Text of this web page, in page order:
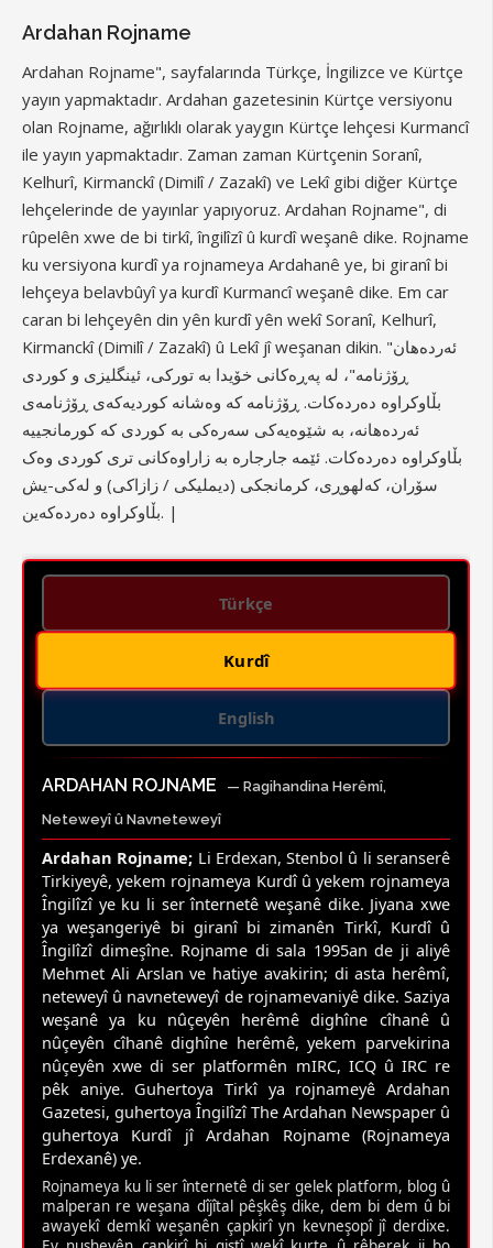
Ardahan Rojname
Ardahan Rojname", sayfalarında Türkçe, İngilizce ve Kürtçe
yayın yapmaktadır. Ardahan gazetesinin Kürtçe versiyonu
olan Rojname, ağırlıklı olarak yaygın Kürtçe lehçesi Kurmancî
ile yayın yapmaktadır. Zaman zaman Kürtçenin Soranî,
Kelhurî, Kirmanckî (Dimilî / Zazakî) ve Lekî gibi diğer Kürtçe
lehçelerinde de yayınlar yapıyoruz. Ardahan Rojname", di
rûpelên xwe de bi tirkî, îngilîzî û kurdî weşanê dike. Rojname
ku versiyona kurdî ya rojnameya Ardahanê ye, bi giranî bi
lehçeya belavbûyî ya kurdî Kurmancî weşanê dike. Em car
caran bi lehçeyên din yên kurdî yên wekî Soranî, Kelhurî,
Kirmanckî (Dimilî / Zazakî) û Lekî jî weşanan dikin. "ئەردەهان
ڕۆژنامە"، لە پەڕەکانی خۆیدا بە تورکی، ئینگلیزی و کوردی
بڵاوکراوە دەردەکات. ڕۆژنامە کە وەشانە کوردیەکەی ڕۆژنامەی
ئەردەهانە، بە شێوەیەکی سەرەکی بە کوردی کە کورمانجییە
بڵاوکراوە دەردەکات. ئێمە جارجارە بە زاراوەکانی تری کوردی وەک
سۆران، کەلهوڕی، کرمانجکی (دیملیکی / زازاکی) و لەکی-یش
بڵاوکراوە دەردەکەین. |
Türkçe
Kurdî
English
ARDAHAN ROJNAME
— Ragihandina Herêmî,
Neteweyî û Navneteweyî
Ardahan Rojname; Li Erdexan, Stenbol û li seranserê
Tirkiyeyê, yekem rojnameya Kurdî û yekem rojnameya
Îngilîzî ye ku li ser înternetê weşanê dike. Jiyana xwe
ya weşangeriyê bi giranî bi zimanên Tirkî, Kurdî û
Îngilîzî dimeşîne. Rojname di sala 1995an de ji aliyê
Mehmet Ali Arslan ve hatiye avakirin; di asta herêmî,
neteweyî û navneteweyî de rojnamevaniyê dike. Saziya
weşanê ya ku nûçeyên herêmê dighîne cîhanê û
nûçeyên cîhanê dighîne herêmê, yekem parvekirina
nûçeyên xwe di ser platformên mIRC, ICQ û IRC re
pêk aniye. Guhertoya Tirkî ya rojnameyê Ardahan
Gazetesi, guhertoya Îngilîzî The Ardahan Newspaper û
guhertoya Kurdî jî Ardahan Rojname (Rojnameya
Erdexanê) ye.
Rojnameya ku li ser înternetê di ser gelek platform, blog û
malperan re weşana dîjîtal pêşkêş dike, dem bi dem û bi
awayekî demkî weşanên çapkirî yn kevneşopî jî derdixe.